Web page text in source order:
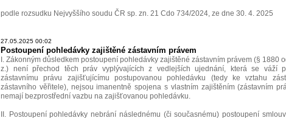
podle rozsudku Nejvyššího soudu ČR sp. zn. 21 Cdo 734/2024, ze dne 30. 4. 2025
27.05.2025 00:02
Postoupení pohledávky zajištěné zástavním právem
I. Zákonným důsledkem postoupení pohledávky zajištěné zástavním právem (§ 1880
z.) není přechod těch práv vyplývajících z vedlejších ujednání, která se váží
zástavnímu právu zajišťujícímu postupovanou pohledávku (tedy ke vztahu
zástavního věřitele), nejsou imanentně spojena s vlastním zajištěním (zástavním
nemají bezprostřední vazbu na zajišťovanou pohledávku.
II. Postoupení pohledávky nebrání následnému (či současnému) postoupení